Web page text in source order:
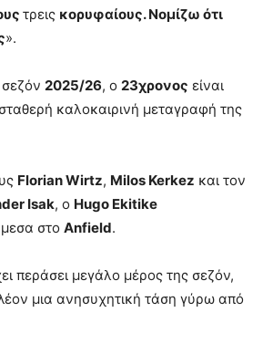
τρεις κορυφαίους. Νομίζω ότι
».
2025/26, ο 23χρονος είναι
καλοκαιρινή μεταγραφή της
Florian Wirtz, Milos Kerkez και τον
Isak, ο Hugo Ekitike
στο Anfield.
περάσει μεγάλο μέρος της σεζόν,
μια ανησυχητική τάση γύρω από